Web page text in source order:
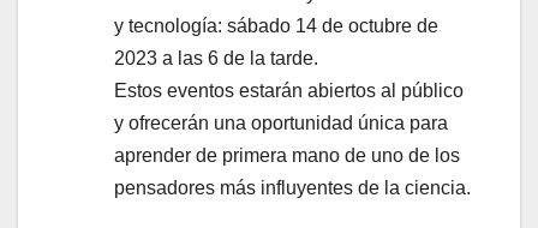
y tecnología: sábado 14 de octubre de
2023 a las 6 de la tarde.
Estos eventos estarán abiertos al público
y ofrecerán una oportunidad única para
aprender de primera mano de uno de los
pensadores más influyentes de la ciencia.